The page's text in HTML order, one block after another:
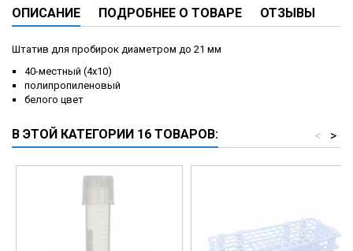
ОПИСАНИЕ ПОДРОБНЕЕ О ТОВАРЕ ОТЗЫВЫ
Штатив для пробирок диаметром до 21 мм
40-местный (4х10)
полипропиленовый
белого цвет
В ЭТОЙ КАТЕГОРИИ 16 ТОВАРОВ: >
<